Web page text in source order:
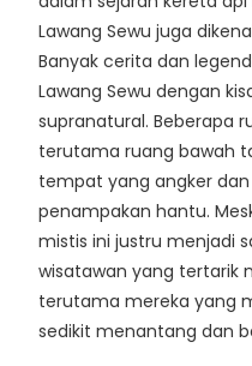
Lawang Sewu juga
Banyak cerita dan
Lawang Sewu dengan
supranatural. Beberapa
terutama ruang bawah
tempat yang angker dan
penampakan hantu.
mistis ini justru menjadi
wisatawan yang tertarik
terutama mereka yang
sedikit menantang dan